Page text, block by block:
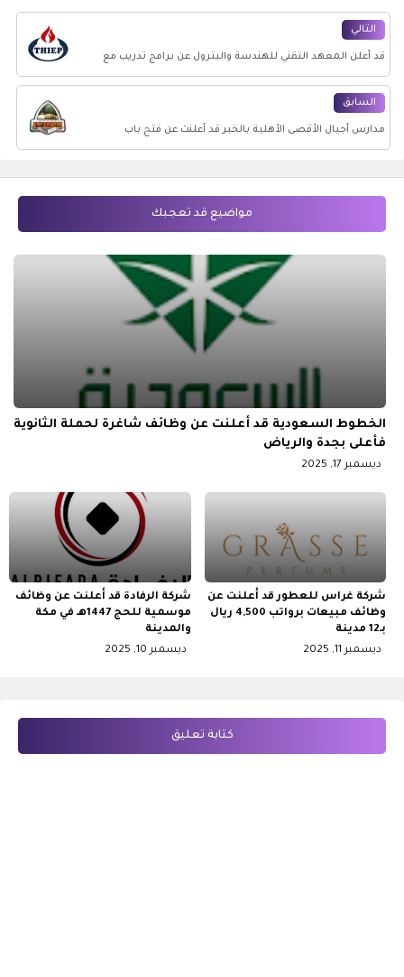
التالي
قد أعلن المعهد التقني للهندسة والبترول عن برامج تدريب مع
فرص توظيف براتب يصل 7000 ريال
السابق
مدارس أجيال الأقصى الأهلية بالخبر قد أعلنت عن فتح باب
مواضيع قد تعجبك
الخطوط السعودية قد أعلنت عن وظائف شاغرة لحملة الثانوية
فأعلى بجدة والرياض
ديسمبر 17, 2025
شركة غراس للعطور قد أعلنت عن
وظائف مبيعات برواتب 4,500 ريال
بـ12 مدينة
ديسمبر 11, 2025
شركة الرفادة قد أعلنت عن وظائف
موسمية للحج 1447هـ في مكة
والمدينة
ديسمبر 10, 2025
كتابة تعليق